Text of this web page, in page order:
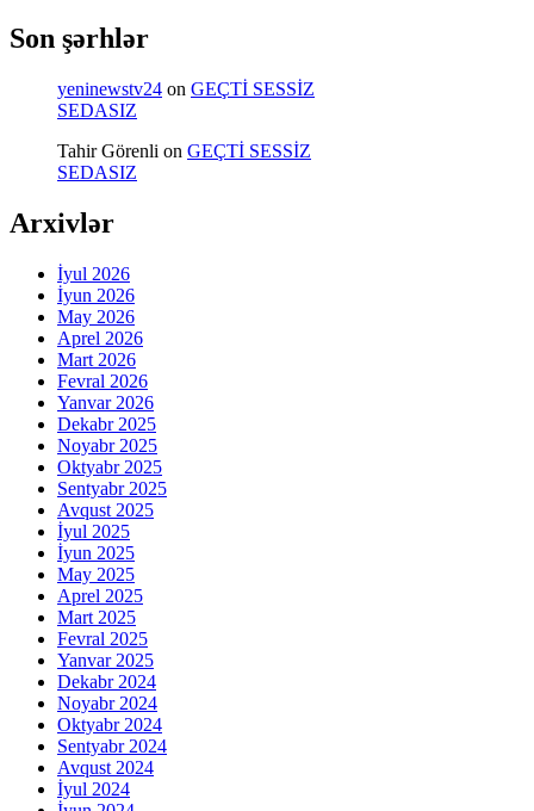
Son şərhlər
yeninewstv24 on GEÇTİ SESSİZ
SEDASIZ
Tahir Görenli on GEÇTİ SESSİZ
SEDASIZ
Arxivlər
İyul 2026
İyun 2026
May 2026
Aprel 2026
Mart 2026
Fevral 2026
Yanvar 2026
Dekabr 2025
Noyabr 2025
Oktyabr 2025
Sentyabr 2025
Avqust 2025
İyul 2025
İyun 2025
May 2025
Aprel 2025
Mart 2025
Fevral 2025
Yanvar 2025
Dekabr 2024
Noyabr 2024
Oktyabr 2024
Sentyabr 2024
Avqust 2024
İyul 2024